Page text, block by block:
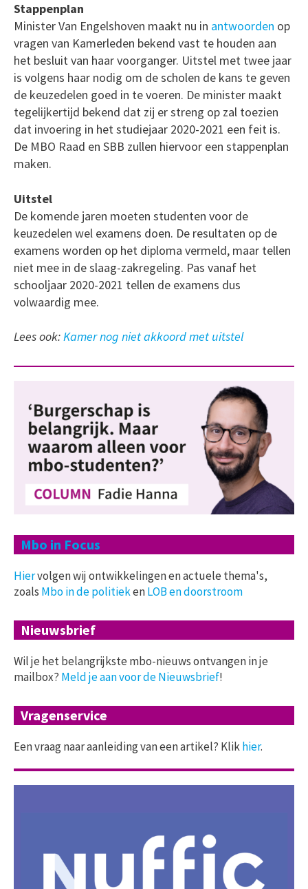
Stappenplan
Minister Van Engelshoven maakt nu in antwoorden op
vragen van Kamerleden bekend vast te houden aan
het besluit van haar voorganger. Uitstel met twee jaar
is volgens haar nodig om de scholen de kans te geven
de keuzedelen goed in te voeren. De minister maakt
tegelijkertijd bekend dat zij er streng op zal toezien
dat invoering in het studiejaar 2020-2021 een feit is.
De MBO Raad en SBB zullen hiervoor een stappenplan
maken.
Uitstel
De komende jaren moeten studenten voor de
keuzedelen wel examens doen. De resultaten op de
examens worden op het diploma vermeld, maar tellen
niet mee in de slaag-zakregeling. Pas vanaf het
schooljaar 2020-2021 tellen de examens dus
volwaardig mee.
Lees ook:Kamer nog niet akkoord met uitstel
Mbo in Focus
Hiervolgen wij ontwikkelingen en actuele thema's,
zoals Mbo in de politiekenLOB en doorstroom
Nieuwsbrief
Wil je het belangrijkste mbo-nieuws ontvangen in je
mailbox? Meld je aan voor de Nieuwsbrief!
Vragenservice
Een vraag naar aanleiding van een artikel? Klikhier.